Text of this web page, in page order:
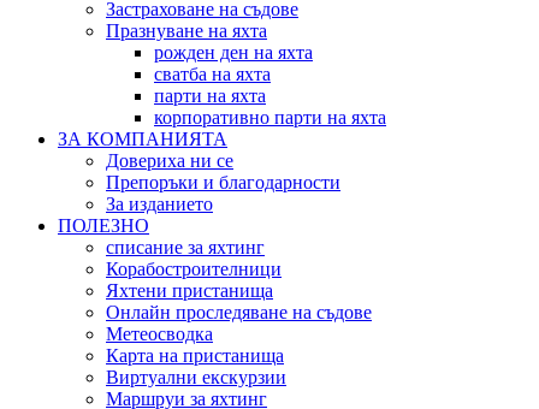
Застраховане на съдове
Празнуване на яхта
рожден ден на яхта
сватба на яхта
парти на яхта
корпоративно парти на яхта
ЗА КОМПАНИЯТА
Довериха ни се
Препоръки и благодарности
За изданието
ПОЛЕЗНО
списание за яхтинг
Корабостроителници
Яхтени пристанища
Онлайн проследяване на съдове
Метеосводка
Карта на пристанища
Виртуални екскурзии
Маршруи за яхтинг